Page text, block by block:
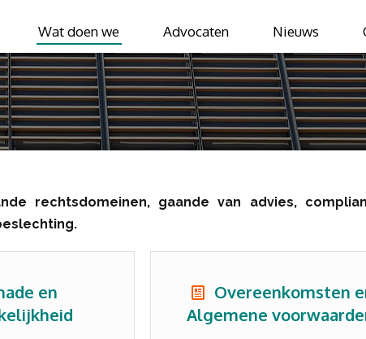
Wat doen we Advocaten Nieuws
rechtsdomeinen, gaande van advies,
en
Overeenkomsten
Algemene